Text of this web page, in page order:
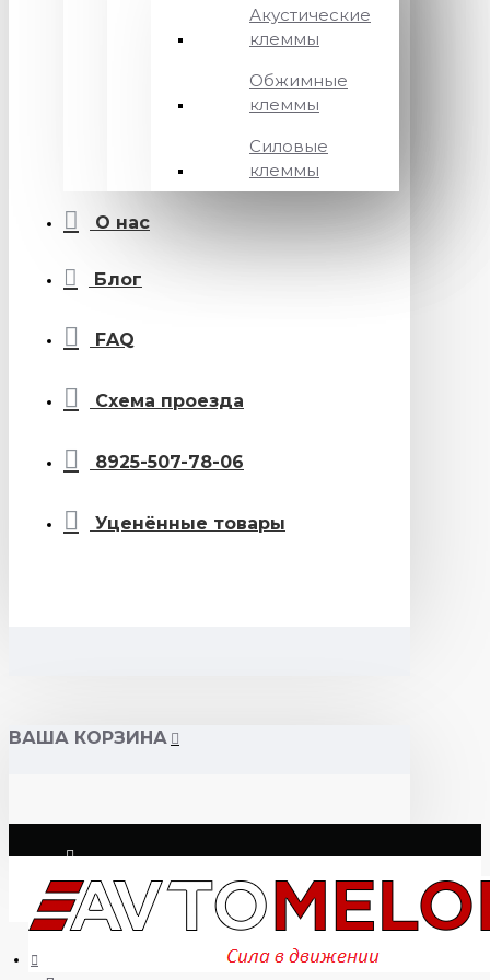
Акустические
клеммы
Обжимные
клеммы
Силовые
клеммы
О нас
Блог
FAQ
Схема проезда
8925-507-78-06
Уценённые товары
ВАША КОРЗИНА
Логин
Регистрация